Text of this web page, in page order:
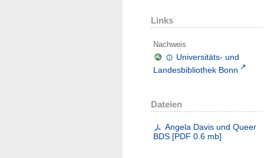
Links
Nachweis
Universitäts- und
Landesbibliothek Bonn
Dateien
Angela Davis und Queer
BDS [PDF 0.6 mb]